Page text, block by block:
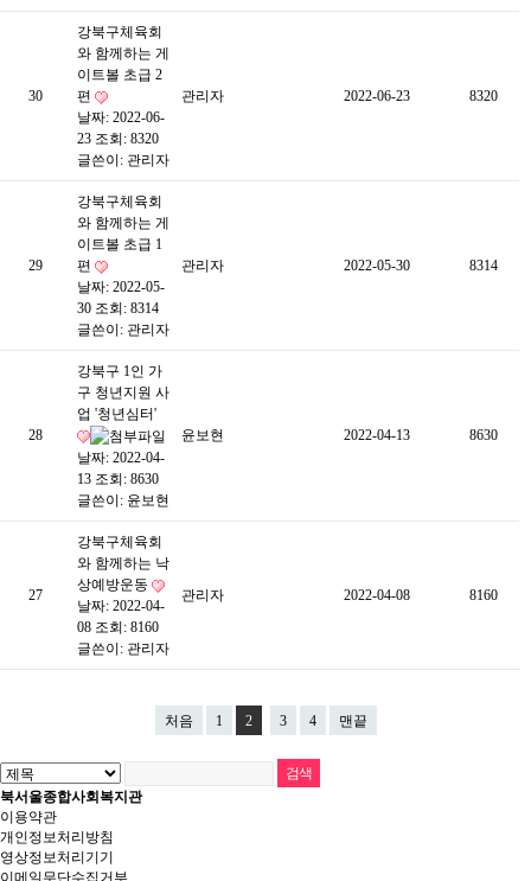
30
강북구체육회
와 함께하는 게
이트볼 초급 2
편
날짜: 2022-06-
23 조회: 8320
글쓴이: 관리자
관리자 2022-06-23 8320
29
강북구체육회
와 함께하는 게
이트볼 초급 1
편
날짜: 2022-05-
30 조회: 8314
글쓴이: 관리자
관리자 2022-05-30 8314
28
강북구 1인 가
구 청년지원 사
업 '청년심터'
날짜: 2022-04-
13 조회: 8630
글쓴이: 윤보현
윤보현 2022-04-13 8630
27
강북구체육회
와 함께하는 낙
상예방운동
날짜: 2022-04-
08 조회: 8160
글쓴이: 관리자
관리자 2022-04-08 8160
처음 1 2 3 4 맨끝
북서울종합사회복지관
이용약관
개인정보처리방침
영상정보처리기기
이메일무단수집거부